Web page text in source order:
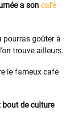
a son café
pourras goûter à
trouve ailleurs.
le fameux café
bout de culture